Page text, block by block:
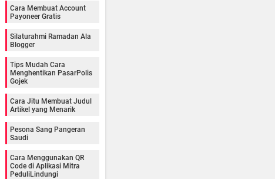
Cara Membuat Account
Payoneer Gratis
Silaturahmi Ramadan Ala
Blogger
Tips Mudah Cara
Menghentikan PasarPolis
Gojek
Cara Jitu Membuat Judul
Artikel yang Menarik
Pesona Sang Pangeran
Saudi
Cara Menggunakan QR
Code di Aplikasi Mitra
PeduliLindungi